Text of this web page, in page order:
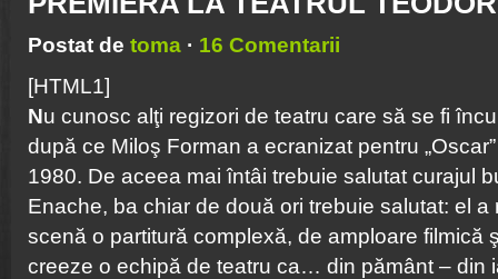
Postat de toma · 16 Comentarii
[HTML1]
Nu cunosc alţi regizori de teatru care să se fi
după ce Miloş Forman a ecranizat pentru
1980. De ace­ea mai întâi trebuie salutat curajul
Enache, ba chiar de două ori trebuie salutat: el a
scenă o partitu­ră complexă, de amploare filmică
creeze o echipă de teatru ca… din pământ – din